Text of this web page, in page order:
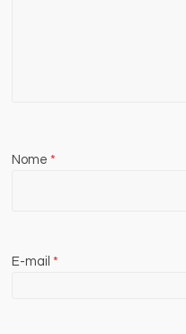
Nome*
E-mail*